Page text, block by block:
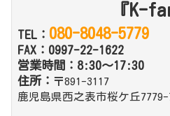
『K-
TEL： 080-8048-5779
FAX：0997-22-1622
営業時間：8:30～17:30
住所： 〒891-3117
鹿児島県西之表市桜ケ丘7779-